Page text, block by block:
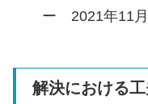
ー 2021年11月
解決における